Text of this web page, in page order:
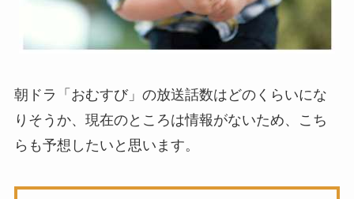
朝ドラ「おむすび」の放送話数はどのくらいにな
りそうか、現在のところは情報がないため、こち
らも予想したいと思います。